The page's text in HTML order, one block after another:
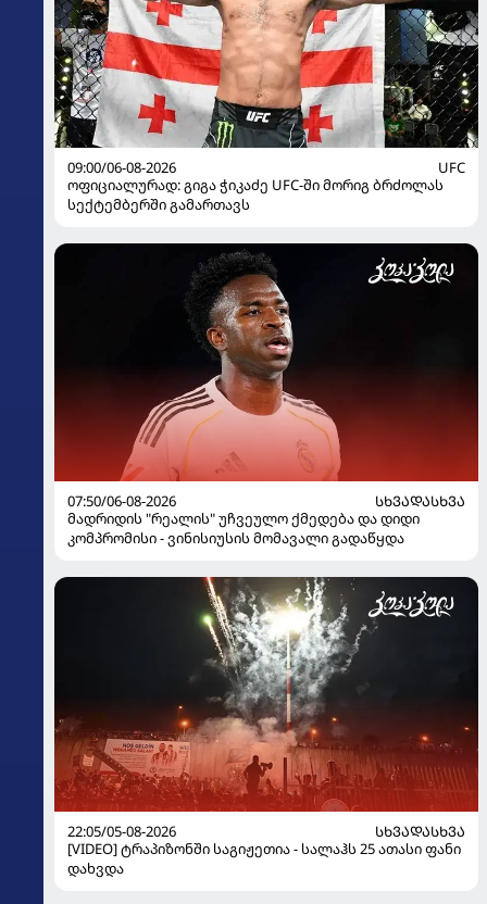
09:00/06-08-2026
UFC
ოფიციალურად: გიგა ჭიკაძე UFC-ში მორიგ ბრძოლას
სექტემბერში გამართავს
07:50/06-08-2026
ᲡᲮᲕᲐᲓᲐᲡᲮᲕᲐ
მადრიდის "რეალის" უჩვეულო ქმედება და დიდი
კომპრომისი - ვინისიუსის მომავალი გადაწყდა
22:05/05-08-2026
ᲡᲮᲕᲐᲓᲐᲡᲮᲕᲐ
[VIDEO] ტრაპიზონში საგიჟეთია - სალაჰს 25 ათასი ფანი
დახვდა